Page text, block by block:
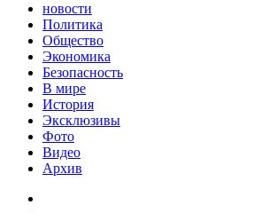
новости
Политика
Общество
Экономика
Безопасность
В мире
История
Эксклюзивы
Фото
Видео
Архив